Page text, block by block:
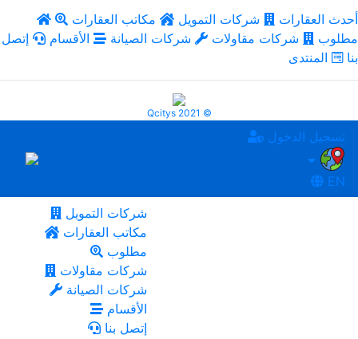
أحدث العقارات شركات التمويل
مكاتب العقارات
مطلوب
شركات مقاولات شركات الصيانة الأقسام
إتصل
بنا
المنتدى
Qcitys 2021 ©
تسجيل الدخول
EN
شركات التمويل
مكاتب العقارات
مطلوب
شركات مقاولات
شركات الصيانة
الأقسام
إتصل بنا